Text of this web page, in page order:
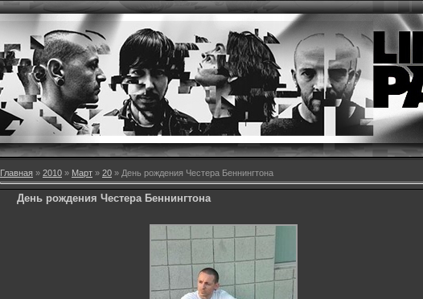
Главная » 2010 » Март » 20 » День рождения Честера Беннингтона
День рождения Честера Беннингтона